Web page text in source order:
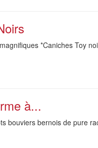
*Caniches Toy
à...
bouviers bernois de pure